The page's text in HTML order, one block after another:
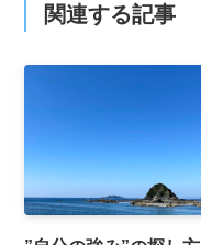
関連する記事